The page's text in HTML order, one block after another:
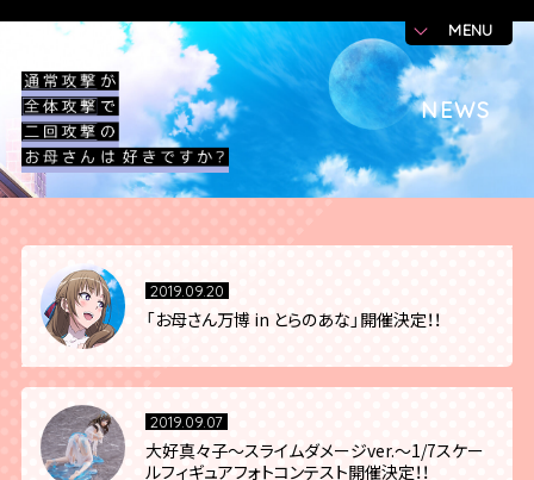
MENU
NEWS
2019.09.20
「お母さん万博 in とらのあな」開催決定！！
2019.09.07
大好真々子～スライムダメージver.～1/7スケー
ルフィギュアフォトコンテスト開催決定！！